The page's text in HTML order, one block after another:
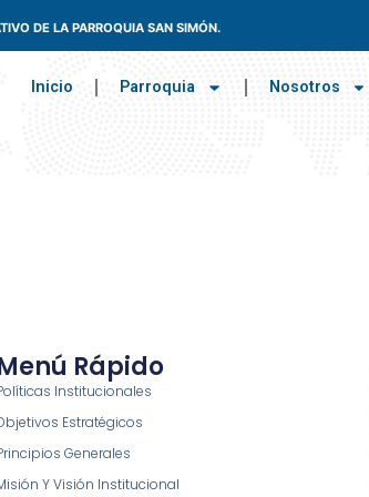
DE LA PARROQUIA SAN SIMÓN.
Inicio Parroquia Nosotros
Rápido
Institucionales
Estratégicos
Generales
Y Visión Institucional